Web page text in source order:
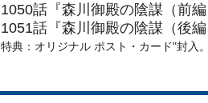
1050話『森川御殿の陰謀（前
1051話『森川御殿の陰謀（後
特典：オリジナル ポスト・カード"封入